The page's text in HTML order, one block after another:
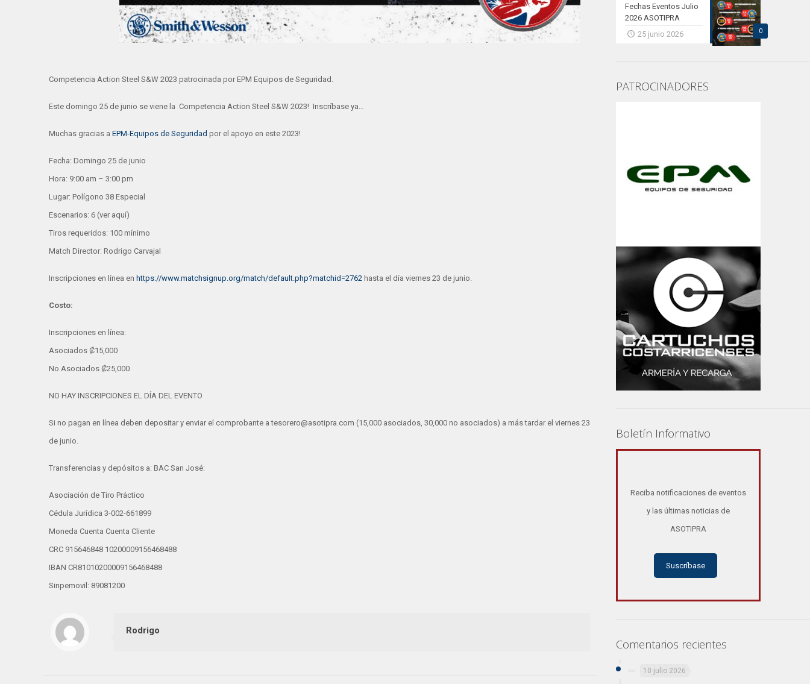
Competencia Action Steel S&W 2023 patrocinada por EPM Equipos de Seguridad.
Este domingo 25 de junio se viene la Competencia Action Steel S&W 2023! Inscríbase ya…
Muchas gracias aEPM-Equipos de Seguridad por el apoyo en este 2023!
Fecha: Domingo 25 de junio
Hora: 9:00 am – 3:00 pm
Lugar: Polígono 38 Especial
Escenarios: 6 (ver aquí)
Tiros requeridos: 100 mínimo
Match Director: Rodrigo Carvajal
Inscripciones en línea enhttps://www.matchsignup.org/match/default.php?matchid=2762 hasta el día viernes 23 de junio.
Costo:
Inscripciones en línea:
Asociados ₡‎15,000
No Asociados ₡‎25,000
NO HAY INSCRIPCIONES EL DÍA DEL EVENTO
Si no pagan en línea deben depositar y enviar el comprobante a tesorero@asotipra.com (15,000 asociados, 30,000 no asociados) a más tardar el viernes 23
de junio.
Transferencias y depósitos a: BAC San José:
Asociación de Tiro Práctico
Cédula Jurídica 3-002-661899
Moneda Cuenta Cuenta Cliente
CRC 915646848 10200009156468488
IBAN CR81010200009156468488
Sinpemovil: 89081200
Rodrigo
0
Fechas Eventos Julio
2026 ASOTIPRA
25 junio 2026
PATROCINADORES
Boletín Informativo
Reciba notificaciones de eventos
y las últimas noticias de
ASOTIPRA
Suscríbase
Comentarios recientes
10 julio 2026